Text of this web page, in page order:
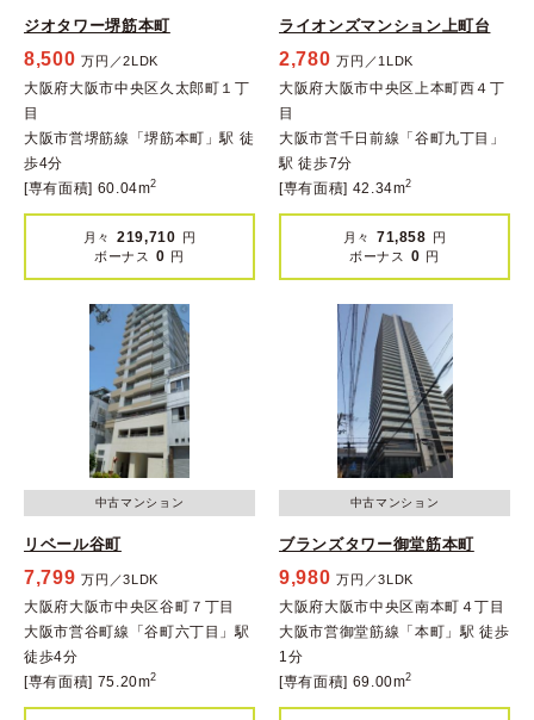
ジオタワー堺筋本町
8,500 万円／2LDK
大阪府大阪市中央区久太郎町１丁
目
大阪市営堺筋線「堺筋本町」駅 徒
歩4分
[専有面積] 60.04m2
月々 219,710 円
ボーナス
0 円
ライオンズマンション上町台
2,780 万円／1LDK
大阪府大阪市中央区上本町西４丁
目
大阪市営千日前線「谷町九丁目」
駅 徒歩7分
[専有面積] 42.34m2
月々 71,858 円
ボーナス
0 円
中古マンション
リベール谷町
7,799 万円／3LDK
大阪府大阪市中央区谷町７丁目
大阪市営谷町線「谷町六丁目」駅
徒歩4分
[専有面積] 75.20m2
中古マンション
ブランズタワー御堂筋本町
9,980 万円／3LDK
大阪府大阪市中央区南本町４丁目
大阪市営御堂筋線「本町」駅 徒歩
1分
[専有面積] 69.00m2